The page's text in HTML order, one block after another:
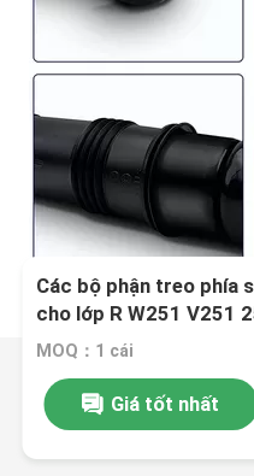
Các bộ phận treo phía
cho lớp R W251 V251
MOQ：1 cái
Giá tốt nhất